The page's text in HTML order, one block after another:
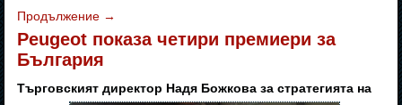
Продължение →
Peugeot показа четири премиери за
България
Търговският директор Надя Божкова за стратегията на